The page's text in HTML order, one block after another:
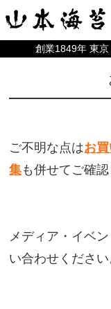
創業1849年 東
ご不明な点はお
集も併せてご確認
メディア・イベ
い合わせください